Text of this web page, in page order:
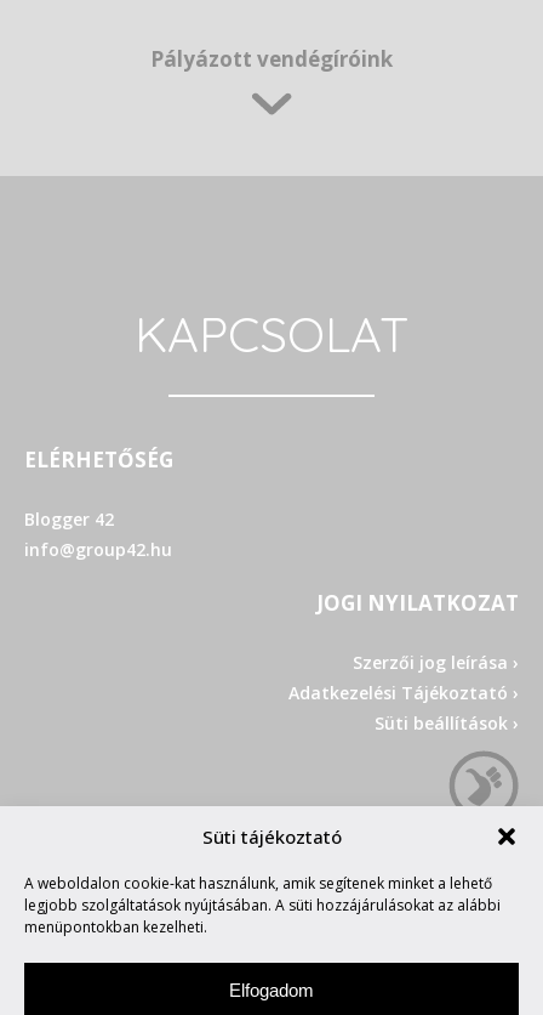
Süti tájékoztató
A weboldalon cookie-kat használunk, amik segítenek minket a lehető
legjobb szolgáltatások nyújtásában. A süti hozzájárulásokat az alábbi
menüpontokban kezelheti.
Elfogadom
Pályázott vendégíróink
KAPCSOLAT
ELÉRHETŐSÉG
Blogger 42
info@group42.hu
JOGI NYILATKOZAT
Szerzői jog leírása ›
Adatkezelési Tájékoztató ›
Süti beállítások ›